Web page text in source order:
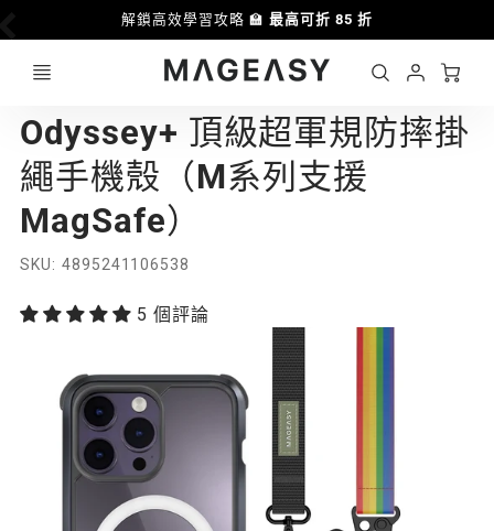
解鎖高效學習攻略 🏫 最高可折 85 折
Account
Login
MAGEASY
Odyssey+ 頂級超軍規防摔掛
繩手機殼（M系列支援
MagSafe）
SKU 4895241106538
5 個評論
優惠